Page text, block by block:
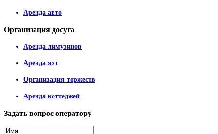
Аренда авто
Организация досуга
Аренда лимузинов
Аренда яхт
Организация торжеств
Аренда коттеджей
Задать вопрос оператору